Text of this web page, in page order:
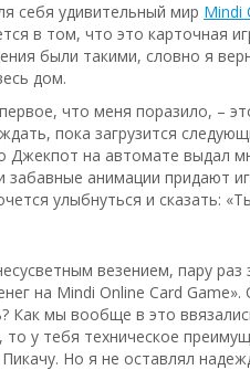
себя удивительный мир Mindi
в том, что это карточная
были такими, словно я
дом.
что меня поразило, –
пока загрузится
Джекпот на автомате
забавные анимации придают
улыбнуться и сказать:
везением, пару
на Mindi Online Card
Как мы вообще в это
у тебя техническое
Но я не оставлял